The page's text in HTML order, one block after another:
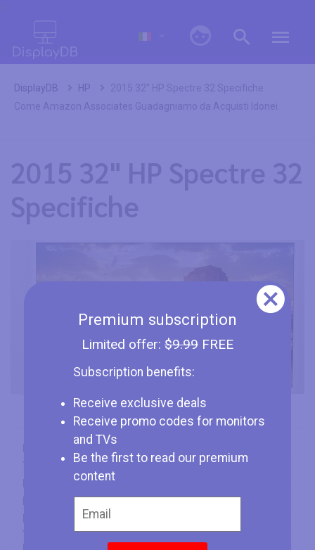
Premium subscription
Limited offer: $9.99FREE
Subscription benefits:
Receive exclusive deals
Receive promo codes for monitors
and TVs
Be the first to read our premium
content
DisplayDB HP
2015 32" HP Spectre 32 Specifiche
Come Amazon Associates Guadagniamo da Acquisti Idonei.
2015 32" HP Spectre 32
Specifiche
Marca
Monitor
Dimensione Schermo
AHVA IPS
Frequenza dello Schermo
Tempo Minimo di
7 ms